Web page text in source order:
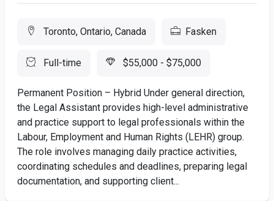
Toronto, Ontario, Canada Fasken
Full-time $55,000 - $75,000
Permanent Position – Hybrid Under general direction,
the Legal Assistant provides high-level administrative
and practice support to legal professionals within the
Labour, Employment and Human Rights (LEHR) group.
The role involves managing daily practice activities,
coordinating schedules and deadlines, preparing legal
documentation, and supporting client...